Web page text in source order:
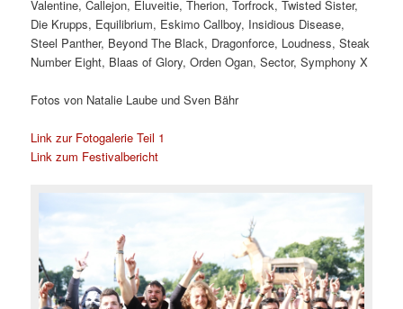
Valentine, Callejon, Eluveitie, Therion, Torfrock, Twisted Sister,
Die Krupps, Equilibrium, Eskimo Callboy, Insidious Disease,
Steel Panther, Beyond The Black, Dragonforce, Loudness, Steak
Number Eight, Blaas of Glory, Orden Ogan, Sector, Symphony X
Fotos von Natalie Laube und Sven Bähr
Link zur Fotogalerie Teil 1
Link zum Festivalbericht